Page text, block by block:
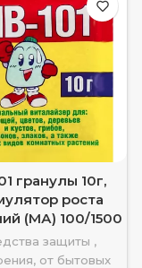
гранулы 10г,
роста
(МА) 100/1500
защиты ,
от бытовых